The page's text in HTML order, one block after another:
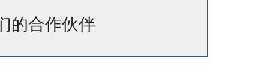
的合作伙伴